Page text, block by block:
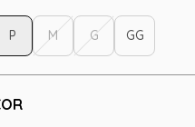
P M G GG